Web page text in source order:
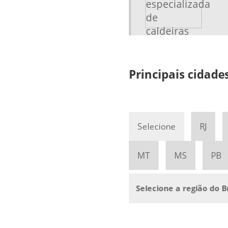
Principais
Selecione RJ
MT MS PB
Selecione a região do